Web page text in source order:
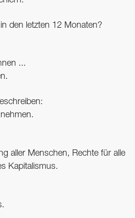
den letzten 12 Monaten?
...
aller ­Menschen, Rechte für alle
Kapitalismus.